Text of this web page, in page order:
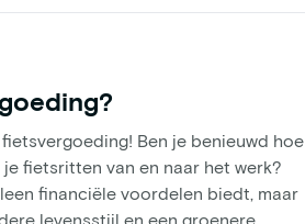
Ben je benieuwd hoe
fietsritten van en naar het werk?
financiële voordelen biedt, maar
levensstijl en een groenere